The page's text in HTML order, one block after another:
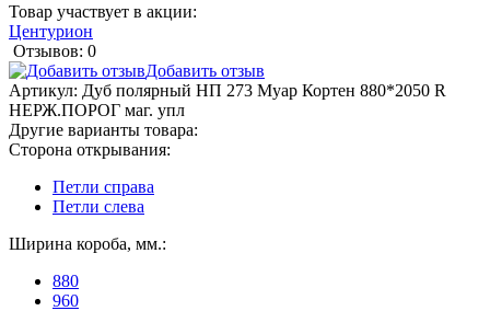
Товар участвует в акции:
Центурион
Отзывов: 0
Добавить отзыв
Артикул: Дуб полярный НП 273 Муар Кортен 880*2050 R
НЕРЖ.ПОРОГ маг. упл
Другие варианты товара:
Сторона открывания:
Петли справа
Петли слева
Ширина короба, мм.:
880
960